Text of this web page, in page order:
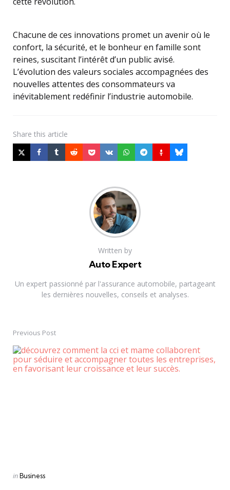
Chacune de ces innovations promet un avenir où le
confort, la sécurité, et le bonheur en famille sont
reines, suscitant l’intérêt d’un public avisé.
L’évolution des valeurs sociales accompagnées des
nouvelles attentes des consommateurs va
inévitablement redéfinir l’industrie automobile.
Share this article
Written by
Auto Expert
Un expert passionné par l'assurance automobile, partageant
les dernières nouvelles, conseils et analyses.
Post
navigation
Previous Post
Posted
inBusiness